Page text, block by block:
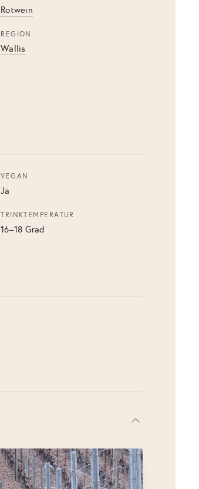
Rotwein
REGION
Wallis
VEGAN
Ja
TRINKTEMPERATUR
16–18 Grad